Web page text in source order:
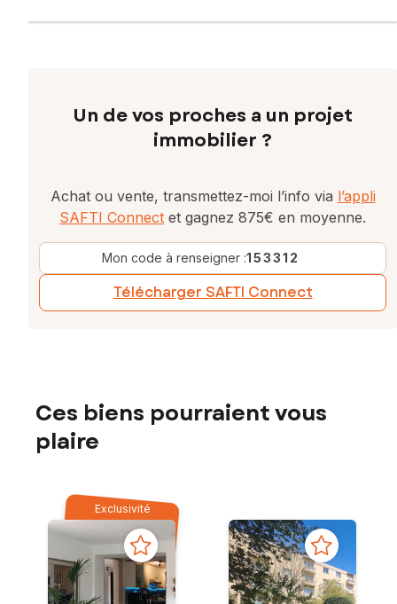
Un de vos proches a un projet
immobilier ?
Achat ou vente, transmettez-moi l’info via l’appli
SAFTI Connect et gagnez 875€ en moyenne.
Mon code à renseigner :153312
Télécharger SAFTI Connect
Ces biens pourraient vous
plaire
Exclusivité